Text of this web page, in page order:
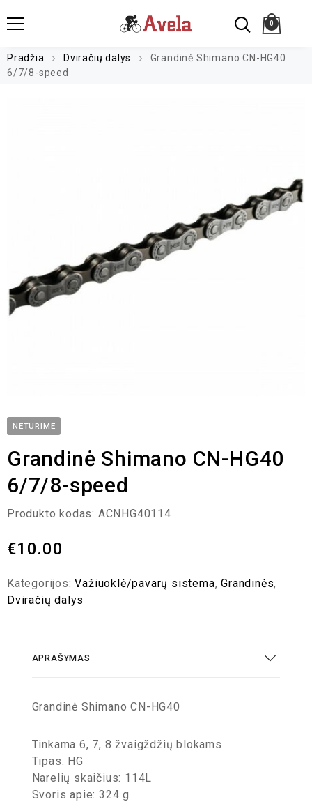
0
Pradžia Dviračių dalys
Grandinė Shimano CN-HG40
6/7/8-speed
NETURIME
Grandinė Shimano CN-HG40
6/7/8-speed
Produkto kodas: ACNHG40114
€10.00
Kategorijos:Važiuoklė/pavarų sistema,Grandinės,
Dviračių dalys
APRAŠYMAS
Grandinė Shimano CN-HG40
Tinkama 6, 7, 8 žvaigždžių blokams
Tipas: HG
Narelių skaičius: 114L
Svoris apie: 324 g